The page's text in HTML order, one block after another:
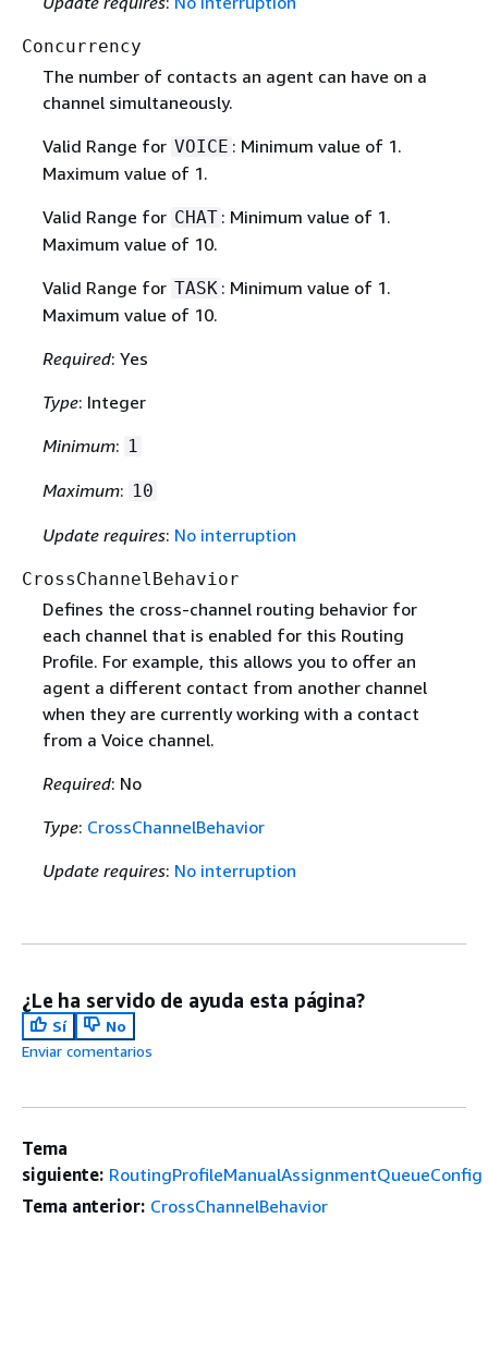
Concurrency
The number of contacts an agent can have on a
channel simultaneously.
Valid Range for VOICE : Minimum value of 1.
Maximum value of 1.
Valid Range for CHAT : Minimum value of 1.
Maximum value of 10.
Valid Range for TASK : Minimum value of 1.
Maximum value of 10.
Required: Yes
Type: Integer
Minimum: 1
Maximum: 10
Update requires: No interruption
CrossChannelBehavior
Defines the cross-channel routing behavior for
each channel that is enabled for this Routing
Profile. For example, this allows you to offer an
agent a different contact from another channel
when they are currently working with a contact
from a Voice channel.
Required: No
Type: CrossChannelBehavior
Update requires: No interruption
¿Le ha servido de ayuda esta página?
Sí
No
Enviar comentarios
Tema
siguiente: RoutingProfileManualAssignmentQueueConfig
Tema anterior: CrossChannelBehavior